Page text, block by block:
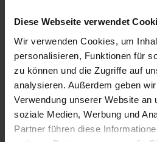
Diese Webseite verwendet
Wir verwenden Cookies, um
personalisieren, Funktionen für
zu können und die Zugriffe auf
analysieren. Außerdem geben
Verwendung unserer Website an
soziale Medien, Werbung und
Partner führen diese
Prices incl. VAT,plus shipping costs
Ready to ship today, Delivery
Add
Remember Comment
part no.: 3273400